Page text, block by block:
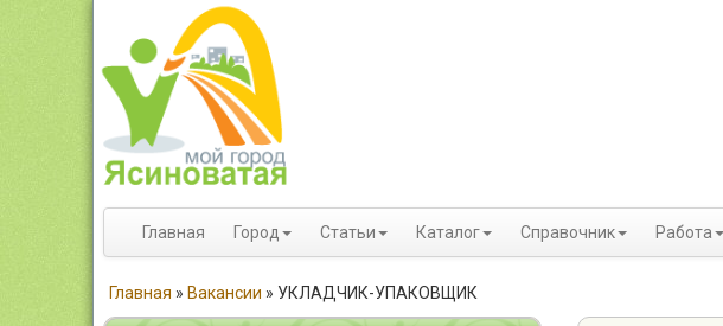
Главная Город Статьи Каталог Справочник Работа
Главная » Вакансии » УКЛАДЧИК-УПАКОВЩИК